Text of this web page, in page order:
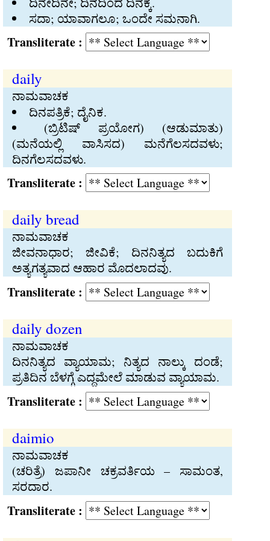
ಸದಾ; ಯಾವಾಗಲೂ; ಒಂದೇ ಸಮನಾಗಿ.
:
daily
ನಾಮವಾಚಕ
ದಿನಪತ್ರಿಕೆ; ದೈನಿಕ.
(ಬ್ರಿಟಿಷ್‍ ಪ್ರಯೋಗ) (ಆಡುಮಾತು)
(ಮನೆಯಲ್ಲಿ ವಾಸಿಸದ) ಮನೆಗೆಲಸದವಳು;
ದಿನಗೆಲಸದವಳು.
:
daily bread
ನಾಮವಾಚಕ
ಜೀವನಾಧಾರ; ಜೀವಿಕೆ; ದಿನನಿತ್ಯದ ಬದುಕಿಗೆ
ಅತ್ಯಗತ್ಯವಾದ ಆಹಾರ ಮೊದಲಾದವು.
:
daily dozen
ನಾಮವಾಚಕ
ದಿನನಿತ್ಯದ ವ್ಯಾಯಾಮ; ನಿತ್ಯದ ನಾಲ್ಕು ದಂಡೆ;
ಪ್ರತಿದಿನ ಬೆಳಗ್ಗೆ ಎದ್ದಮೇಲೆ ಮಾಡುವ ವ್ಯಾಯಾಮ.
:
daimio
ನಾಮವಾಚಕ
(ಚರಿತ್ರೆ) ಜಪಾನೀ ಚಕ್ರವರ್ತಿಯ – ಸಾಮಂತ,
ಸರದಾರ.
: